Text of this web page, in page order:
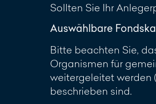
Sollten Sie Ihr
Auswählbare
Bitte beachten Sie,
Organismen für
weitergeleitet werden
beschrieben sind.